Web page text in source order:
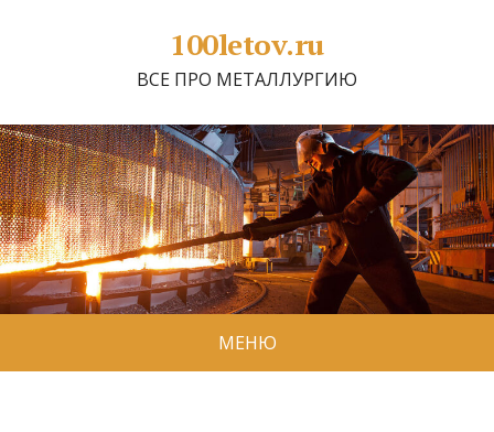
100letov.ru
ВСЕ ПРО МЕТАЛЛУРГИЮ
МЕНЮ